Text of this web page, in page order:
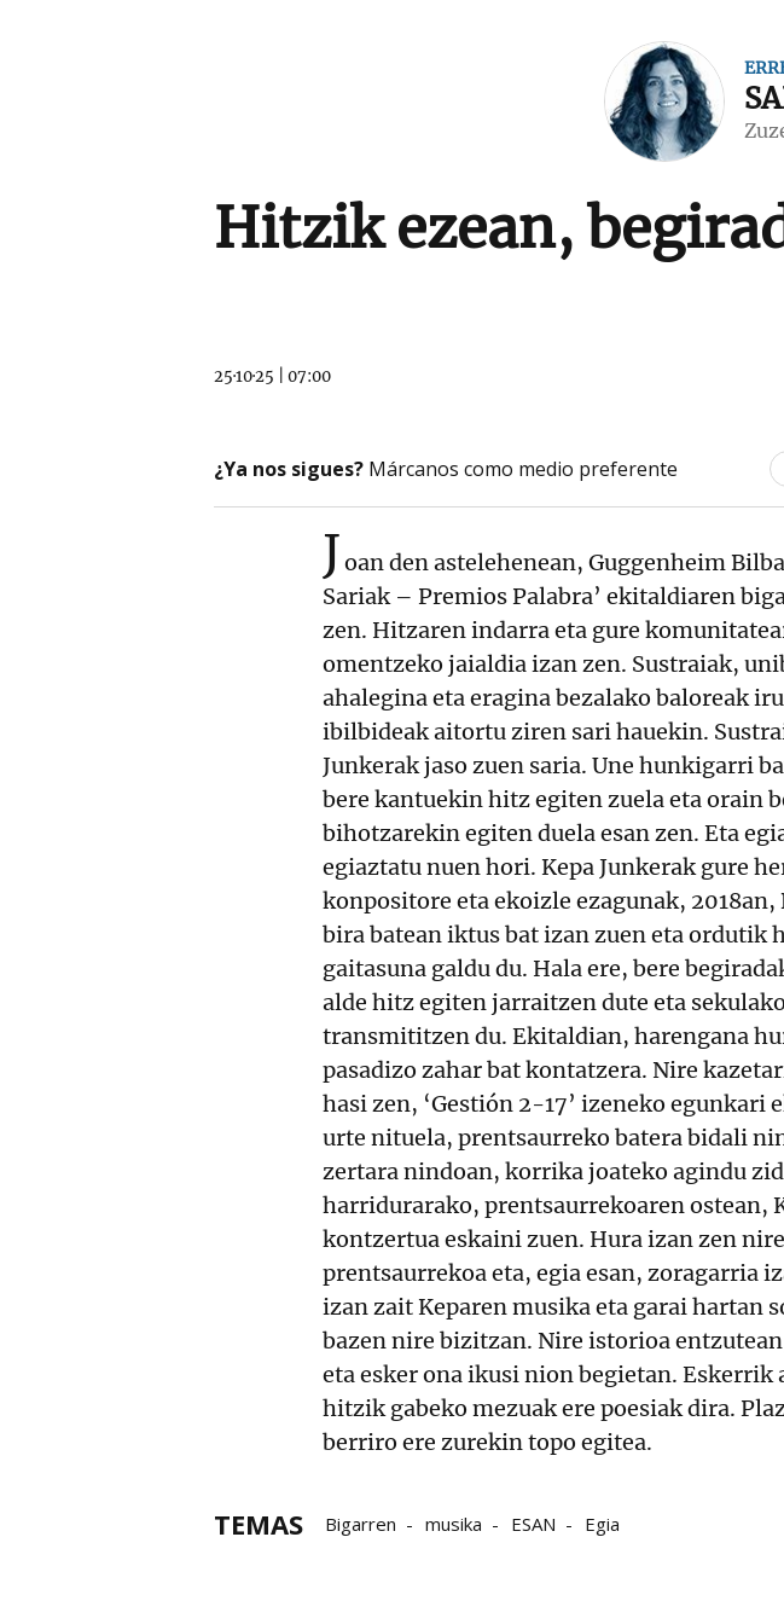
Hitzik ezean,
25·10·25 07:00
¿Ya nos sigues? Márcanos como medio preferente
Joan den astelehenean, Guggenheim
Sariak – Premios Palabra’ ekitaldiaren
zen. Hitzaren indarra eta gure
omentzeko jaialdia izan zen. Sustraiak,
ahalegina eta eragina bezalako baloreak
ibilbideak aitortu ziren sari hauekin.
Junkerak jaso zuen saria. Une hunkigarri
bere kantuekin hitz egiten zuela eta orain
bihotzarekin egiten duela esan zen. Eta
egiaztatu nuen hori. Kepa Junkerak gure
konpositore eta ekoizle ezagunak,
bira batean iktus bat izan zuen eta ordutik
gaitasuna galdu du. Hala ere, bere
alde hitz egiten jarraitzen dute eta
transmititzen du. Ekitaldian, harengana
pasadizo zahar bat kontatzera. Nire
hasi zen, ‘Gestión 2-17’ izeneko egunkari
urte nituela, prentsaurreko batera bidali
zertara nindoan, korrika joateko agindu
harridurarako, prentsaurrekoaren ostean,
kontzertua eskaini zuen. Hura izan zen
prentsaurrekoa eta, egia esan, zoragarria
izan zait Keparen musika eta garai hartan
bazen nire bizitzan. Nire istorioa
eta esker ona ikusi nion begietan. Eskerrik
hitzik gabeko mezuak ere poesiak dira.
berriro ere zurekin topo egitea.
TEMAS Bigarren musika ESAN Egia